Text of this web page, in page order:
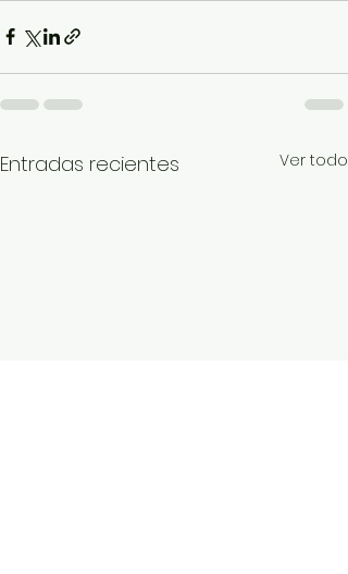
Entradas recientes Ver todo